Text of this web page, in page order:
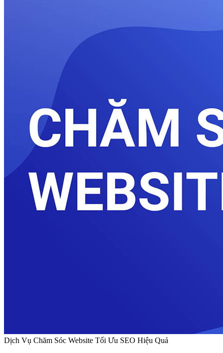
Dịch Vụ Chăm Sóc Website Tối Ưu SEO Hiệu Quả